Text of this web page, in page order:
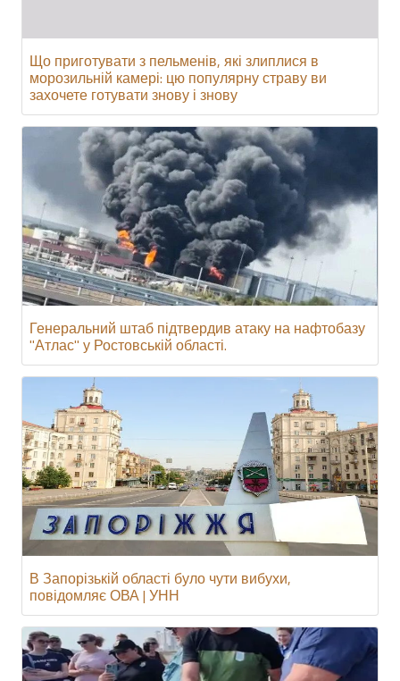
Що приготувати з пельменів, які злиплися в
морозильній камері: цю популярну страву ви
захочете готувати знову і знову
Генеральний штаб підтвердив атаку на нафтобазу
"Атлас" у Ростовській області.
В Запорізькій області було чути вибухи,
повідомляє ОВА | УНН